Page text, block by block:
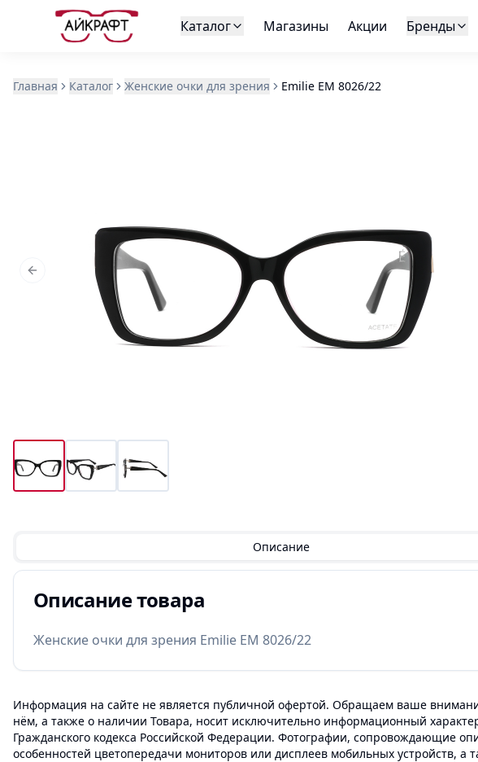
Каталог Магазины Акции Бренды
Главная Каталог Женские очки для зрения Emilie EM 8026/22
Previous slide
Описание
Описание товара
Женские очки для зрения Emilie EM 8026/22
Информация на сайте не является публичной офертой. Обращаем ваше
нём, а также о наличии Товара, носит исключительно информационный
Гражданского кодекса Российской Федерации. Фотографии, сопровождающие
особенностей цветопередачи мониторов или дисплеев мобильных устройств, а